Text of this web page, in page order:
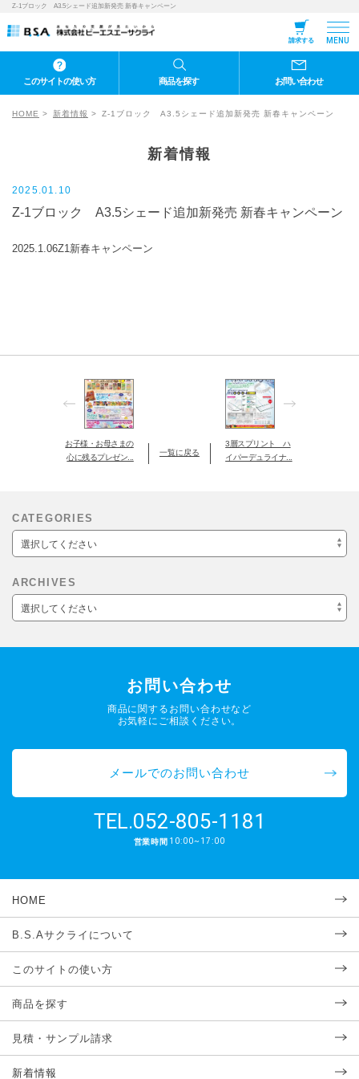
Z-1ブロック A3.5シェード追加新発売 新春キャンペーン
請求する MENU
このサイトの使い方 商品を探す お問い合わせ
HOME 新着情報 Z-1ブロック A3.5シェード追加新発売 新春キャンペーン
新着情報
2025.01.10
Z-1ブロック A3.5シェード追加新発売 新春キャンペーン
2025.1.06Z1新春キャンペーン
お子様・お母さまの
心に残るプレゼン...
一覧に戻る
3層スプリント ハ
イパーデュライナ...
CATEGORIES
選択してください
ARCHIVES
選択してください
お問い合わせ
商品に関するお問い合わせなど
お気軽にご相談ください。
メールでのお問い合わせ
TEL.052-805-1181
営業時間 10:00~17:00
HOME
B.S.Aサクライについて
このサイトの使い方
商品を探す
見積・サンプル請求
新着情報